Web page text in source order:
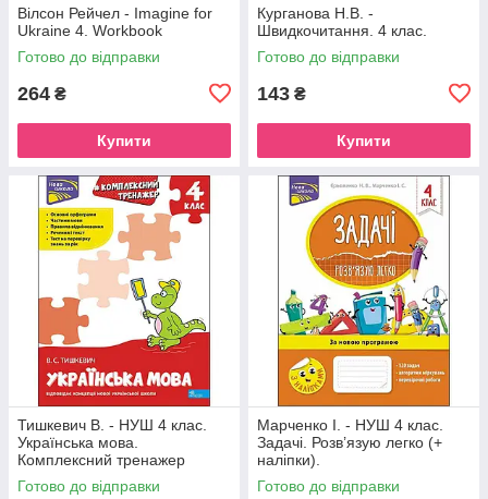
Вілсон Рейчел - Imagine for
Ukraine 4. Workbook
Готово до відправки
264 ₴
Купити
Курганова Н.В. -
Швидкочитання. 4 клас.
Готово до відправки
143 ₴
Купити
Тишкевич В. - НУШ 4 клас.
Українська мова.
Комплексний тренажер
Готово до відправки
Марченко І. - НУШ 4 клас.
Задачі. Розв’язую легко (+
наліпки).
Готово до відправки